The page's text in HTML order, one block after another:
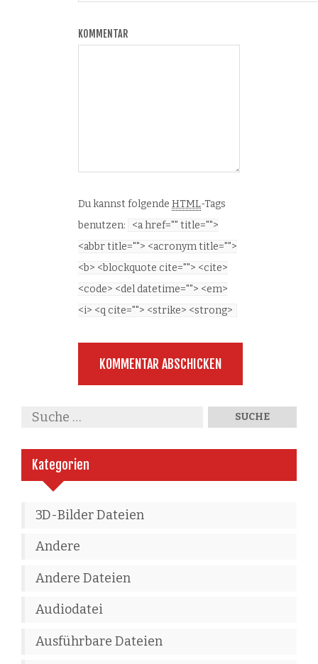
KOMMENTAR
Du kannst folgende HTML-Tags
benutzen:
<a href="" title="">
<abbr title=""> <acronym title="">
<b> <blockquote cite=""> <cite>
<code> <del datetime=""> <em>
<i> <q cite=""> <strike> <strong>
Kategorien
3D-Bilder Dateien
Andere
Andere Dateien
Audiodatei
Ausführbare Dateien